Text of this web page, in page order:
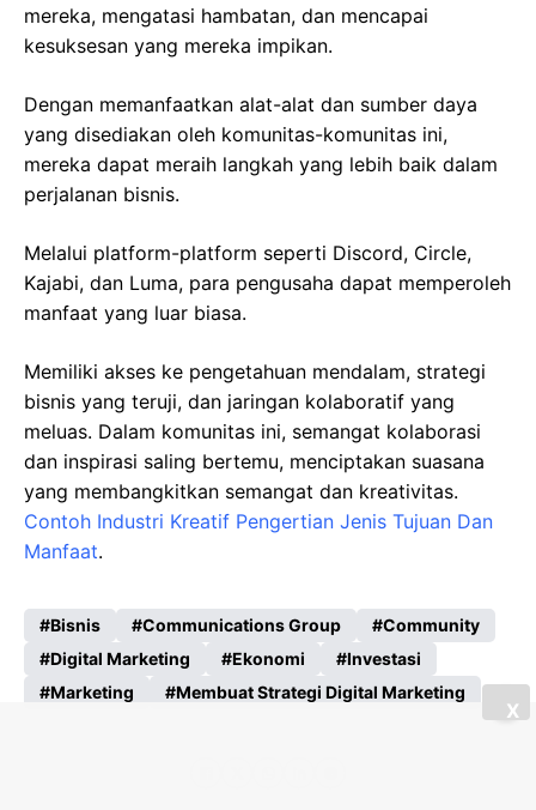
mereka, mengatasi hambatan, dan mencapai
kesuksesan yang mereka impikan.
Dengan memanfaatkan alat-alat dan sumber daya
yang disediakan oleh komunitas-komunitas ini,
mereka dapat meraih langkah yang lebih baik dalam
perjalanan bisnis.
Melalui platform-platform seperti Discord, Circle,
Kajabi, dan Luma, para pengusaha dapat memperoleh
manfaat yang luar biasa.
Memiliki akses ke pengetahuan mendalam, strategi
bisnis yang teruji, dan jaringan kolaboratif yang
meluas. Dalam komunitas ini, semangat kolaborasi
dan inspirasi saling bertemu, menciptakan suasana
yang membangkitkan semangat dan kreativitas.
Contoh Industri Kreatif Pengertian Jenis Tujuan Dan
Manfaat.
Bisnis Communications Group
Community
Digital Marketing
Ekonomi
Investasi
Marketing
Membuat Strategi Digital Marketing
X